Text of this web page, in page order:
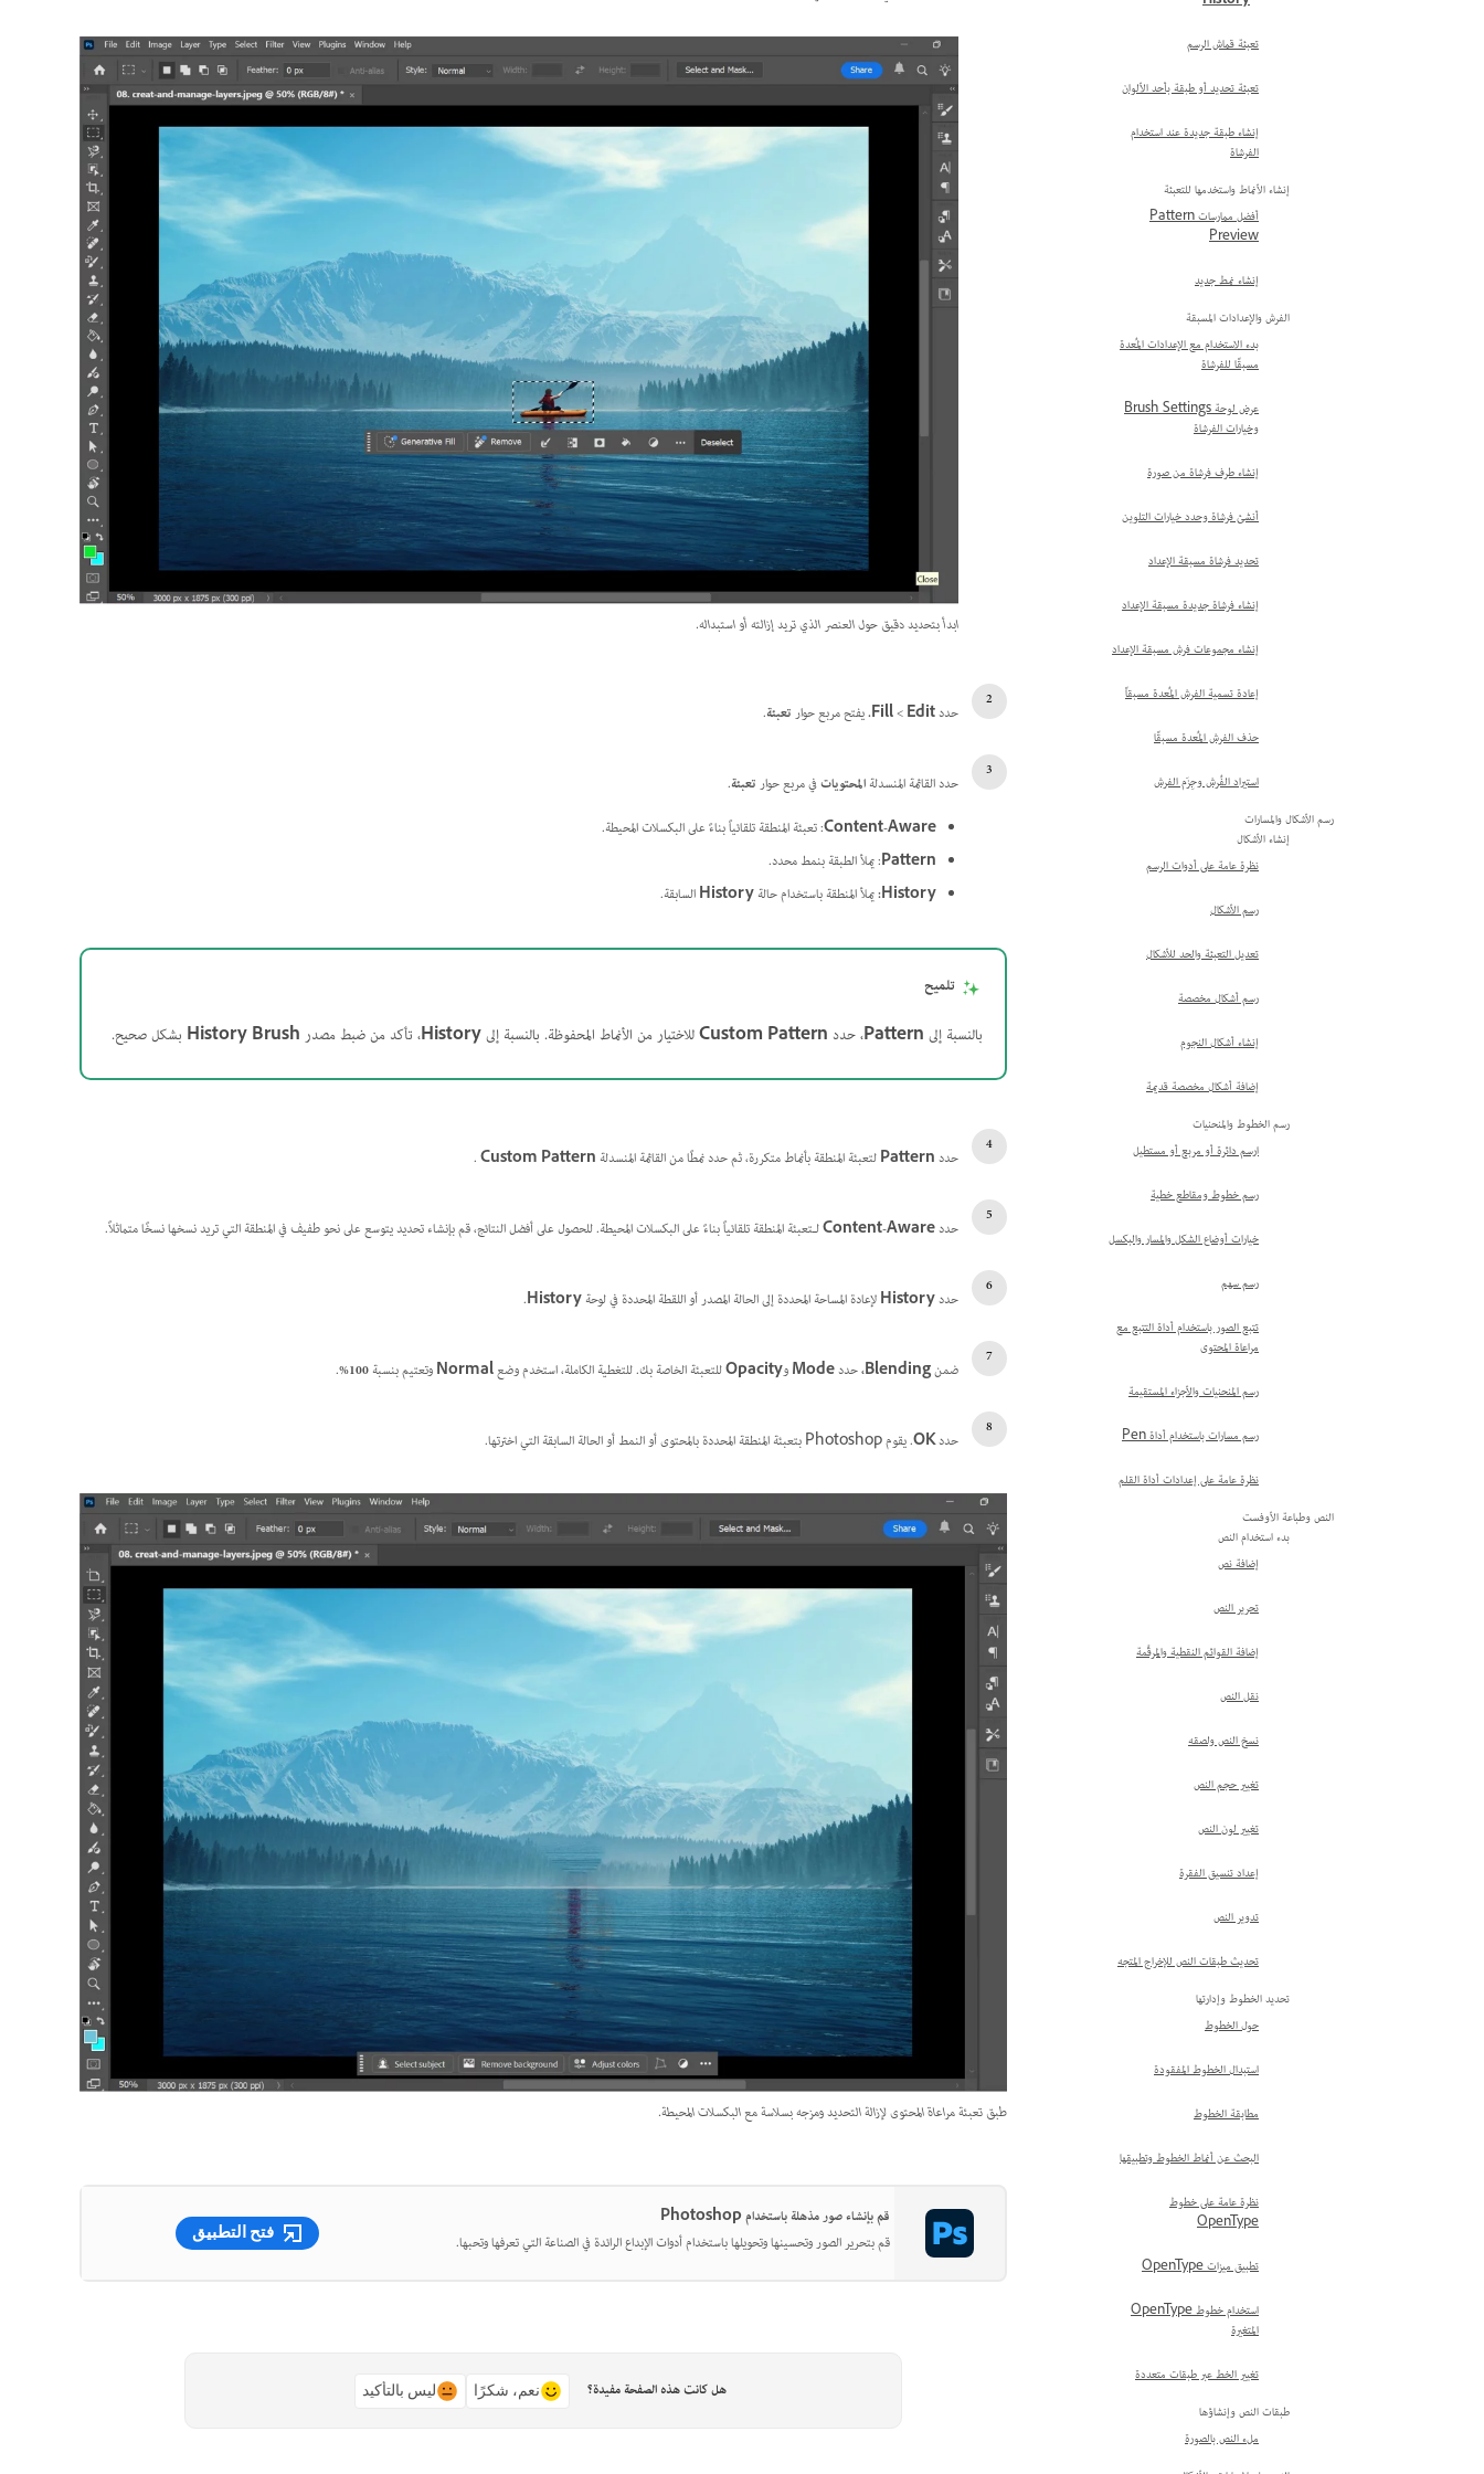
تعبئة قماش الرسم
تعبئة تحديد أو طبقة بأحد الألوان
إنشاء طبقة جديدة عند استخدام
الفرشاة
إنشاء الأنماط واستخدمها للتعبئة
أفضل ممارسات Pattern
Preview
إنشاء نمط جديد
الفرش والإعدادات المسبقة
بدء الاستخدام مع الإعدادات المُعدة
مسبقًا للفرشاة
عرض لوحة Brush Settings
وخيارات الفرشاة
إنشاء طرف فرشاة من صورة
أنشئ فرشاة وحدد خيارات التلوين
تحديد فرشاة مسبقة الإعداد
إنشاء فرشاة جديدة مسبقة الإعداد
إنشاء مجموعات فرش مسبقة الإعداد
إعادة تسمية الفرش المُعدة مسبقاً
حذف الفرش المُعدة مسبقًا
استيراد الفُرش وحِزَم الفرش
رسم الأشكال والمسارات
إنشاء الأشكال
نظرة عامة على أدوات الرسم
رسم الأشكال
تعديل التعبئة والحد للأشكال
رسم أشكال مخصصة
إنشاء أشكال النجوم
إضافة أشكال مخصصة قديمة
رسم الخطوط والمنحنيات
ارسم دائرة أو مربع أو مستطيل
رسم خطوط ومقاطع خطية
خيارات أوضاع الشكل والمسار والبكسل
رسم سهم
تتبع الصور باستخدام أداة التتبع مع
مراعاة المحتوى
رسم المنحنيات والأجزاء المستقيمة
رسم مسارات باستخدام أداة Pen
نظرة عامة على إعدادات أداة القلم
النص وطباعة الأوفست
بدء استخدام النص
إضافة نص
تحرير النص
إضافة القوائم النقطية والمرقَّمة
نقل النص
نسخ النص ولصقه
تغيير حجم النص
تغيير لون النص
إعداد تنسيق الفقرة
تدوير النص
تحديث طبقات النص للإخراج المتجه
تحديد الخطوط وإدارتها
حول الخطوط
استبدال الخطوط المفقودة
مطابقة الخطوط
البحث عن أنماط الخطوط وتطبيقها
نظرة عامة على خطوط
OpenType
تطبيق ميزات OpenType
استخدام خطوط OpenType
المتغيرة
تغيير الخط عبر طبقات متعددة
طبقات النص وإنشاؤها
ملء النص بالصورة
ابدأ بتحديد دقيق حول العنصر الذي تريد إزالته أو استبداله.
حددEdit
>‏
Fill. يفتح مربع حوارتعبئة.
حدد القائمة المنسدلةالمحتوياتفي مربع حوارتعبئة.
Content-Aware: تعبئة المنطقة تلقائياً بناءً على البكسلات المحيطة.
Pattern: يملأ الطبقة بنمط محدد.
History: يملأ المنطقة باستخدام حالةHistoryالسابقة.
تلميح
بالنسبة إلىPattern، حدد Custom Patternللاختيار من الأنماط المحفوظة. بالنسبة إلىHistory، تأكد من ضبط مصدر بشكل صحيح.
حددPatternلتعبئة المنطقة بأنماط متكررة، ثم حدد نمطًا من القائمة المنسدلةCustom Pattern
.
حددContent-Awareلـتعبئة المنطقة تلقائياً بناءً على البكسلات المحيطة. للحصول على أفضل النتائج، قم بإنشاء تحديد يتوسع على نحو طفيف في المنطقة التي تريد نسخها نسخًا متماثلاً.
حددHistoryلإعادة المساحة المحددة إلى الحالة المصدر أو اللقطة المحددة في لوحةHistory
.
ضمنBlending، حددModeوOpacityللتعبئة الخاصة بك. للتغطية الكاملة، استخدم وضعNormalوتعتيم بنسبة100%
.
حددOK. يقوم Photoshop بتعبئة المنطقة المحددة بالمحتوى أو النمط أو الحالة السابقة التي اخترتها.
طبق تعبئة مراعاة المحتوى لإزالة التحديد ومزجه بسلاسة مع البكسلات المحيطة.
قم بإنشاء صور مذهلة باستخدام Photoshop
قم بتحرير الصور وتحسينها وتحويلها باستخدام أدوات الإبداع الرائدة في الصناعة التي تعرفها وتحبها.
فتح التطبيق
هل كانت هذه الصفحة مفيدة؟ نعم، شكرًا ليس بالتأكيد